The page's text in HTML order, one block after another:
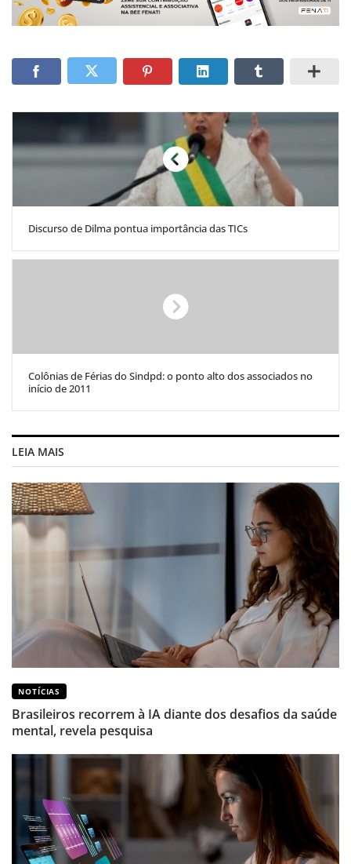
Discurso de Dilma pontua importância das TICs
Colônias de Férias do Sindpd: o ponto alto dos associados no
início de 2011
LEIA MAIS
NOTÍCIAS
Brasileiros recorrem à IA diante dos desafios da saúde
mental, revela pesquisa